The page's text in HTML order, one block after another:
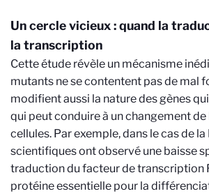
Un cercle vicieux : quand la
la transcription
Cette étude révèle un mécanisme
mutants ne se contentent pas de mal
modifient aussi la nature des gènes
qui peut conduire à un changement de
cellules. Par exemple, dans le cas de la
scientifiques ont observé une baisse
traduction du facteur de transcription
protéine essentielle pour la